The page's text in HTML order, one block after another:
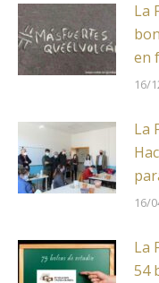
La
en
16/
La
16/
La
54